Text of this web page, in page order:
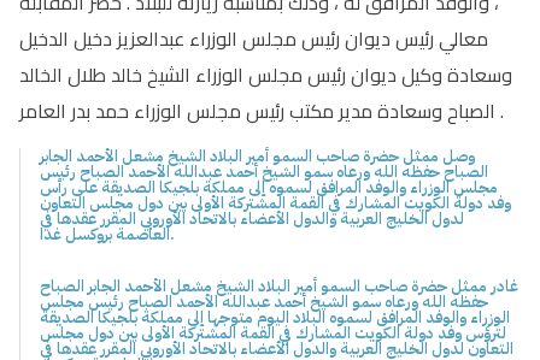
معالي رئيس ديوان رئيس مجلس الوزراء عبدالعزيز دخيل الدخيل
وسعادة وكيل ديوان رئيس مجلس الوزراء الشيخ خالد طلال الخالد
الصباح وسعادة مدير مكتب رئيس مجلس الوزراء حمد بدر العامر .
وصل ممثل حضرة صاحب السمو أمير البلاد الشيخ مشعل الأحمد الجابر
الصباح حفظه الله ورعاه سمو الشيخ أحمد عبدالله الأحمد الصباح رئيس
مجلس الوزراء والوفد المرافق لسموه إلى مملكة بلجيكا الصديقة على رأس
وفد دولة الكويت المشارك في القمة المشتركة الأولى بين دول مجلس التعاون
لدول الخليج العربية والدول الأعضاء بالاتحاد الأوروبي المقرر عقدها في
العاصمة بروكسل غدا.
غادر ممثل حضرة صاحب السمو أمير البلاد الشيخ مشعل الأحمد الجابر الصباح
حفظه الله ورعاه سمو الشيخ أحمد عبدالله الأحمد الصباح رئيس مجلس
الوزراء والوفد المرافق لسموه البلاد اليوم متوجها إلى مملكة بلجيكا الصديقة
لترؤس وفد دولة الكويت المشارك في القمة المشتركة الأولى بين دول مجلس
التعاون لدول الخليج العربية والدول الأعضاء بالاتحاد الأوروبي المقرر عقدها في